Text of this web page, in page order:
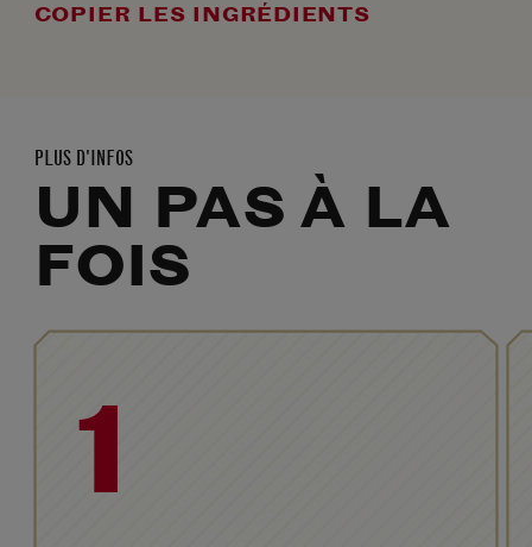
COPIER LES INGRÉDIENTS
PLUS D'INFOS
UN PAS À LA
FOIS
1